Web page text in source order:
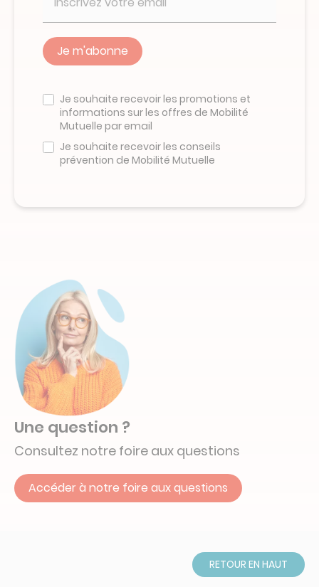
pas
remplir
champ
Je souhaite recevoir les promotions et
informations sur les offres de Mobilité
Mutuelle par email
Je souhaite recevoir les conseils
prévention de Mobilité Mutuelle
Une question ?
Consultez notre foire aux questions
Accéder à notre foire aux questions
RETOUR EN HAUT